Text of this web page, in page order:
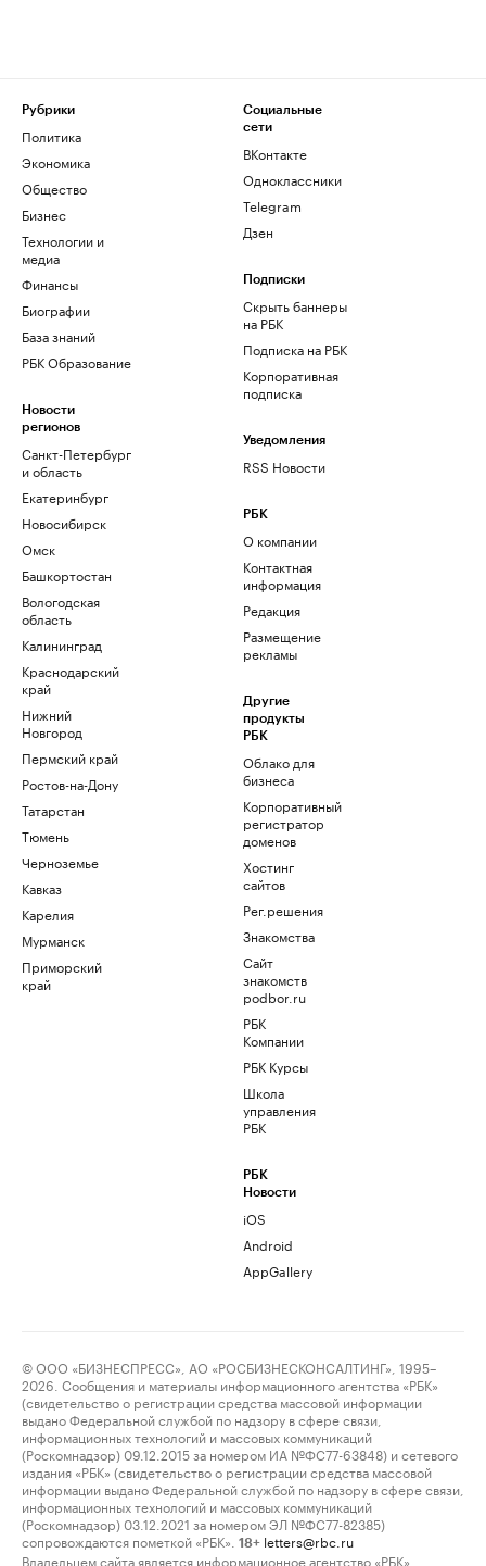
Рубрики
Политика
Экономика
Общество
Бизнес
Технологии и
медиа
Финансы
Биографии
База знаний
РБК Образование
Новости
регионов
Санкт-Петербург
и область
Екатеринбург
Новосибирск
Омск
Башкортостан
Вологодская
область
Калининград
Краснодарский
край
Нижний
Новгород
Пермский край
Ростов-на-Дону
Татарстан
Тюмень
Черноземье
Кавказ
Карелия
Мурманск
Приморский
край
Социальные
сети
ВКонтакте
Одноклассники
Telegram
Дзен
Подписки
Скрыть баннеры
на РБК
Подписка на РБК
Корпоративная
подписка
Уведомления
RSS Новости
РБК
О компании
Контактная
информация
Редакция
Размещение
рекламы
Другие
продукты
РБК
Облако для
бизнеса
Корпоративный
регистратор
доменов
Хостинг
сайтов
Рег.решения
Знакомства
Сайт
знакомств
podbor.ru
РБК
Компании
РБК Курсы
Школа
управления
РБК
РБК
Новости
iOS
Android
AppGallery
© ООО «БИЗНЕСПРЕСС», АО «РОСБИЗНЕСКОНСАЛТИНГ», 1995–
2026. Сообщения и материалы информационного агентства «РБК»
(свидетельство о регистрации средства массовой информации
выдано Федеральной службой по надзору в сфере связи,
информационных технологий и массовых коммуникаций
(Роскомнадзор) 09.12.2015 за номером ИА №ФС77-63848) и сетевого
издания «РБК» (свидетельство о регистрации средства массовой
информации выдано Федеральной службой по надзору в сфере связи,
информационных технологий и массовых коммуникаций
(Роскомнадзор) 03.12.2021 за номером ЭЛ №ФС77-82385)
сопровождаются пометкой «РБК».
18+ letters@rbc.ru
Владельцем сайта является информационное агентство «РБК».